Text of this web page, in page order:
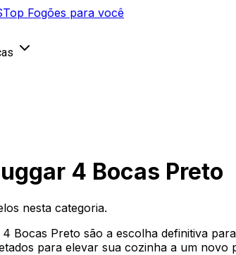
Top Fogões para você
4 Bocas Preto
nesta categoria.
Bocas Preto são a escolha definitiva
para elevar sua cozinha a um novo